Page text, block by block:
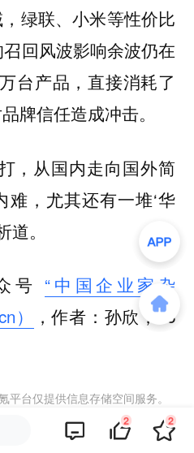
绿联、小米等性价比
回风波影响余波仍在
台产品，直接消耗了
牌信任造成冲击。
，从国内走向国外简
，尤其还有一堆‘华
。
号 “中国企业家杂
）
，作者：孙欣，36
台仅提供信息存储空间服务。
2 2